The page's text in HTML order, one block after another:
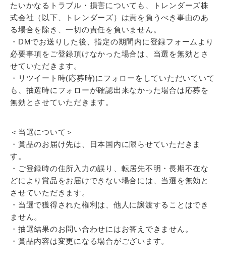
たいかなるトラブル・損害についても、トレンダーズ株
式会社（以下、トレンダーズ）は責を負うべき事由のあ
る場合を除き、一切の責任を負いません。
・DMでお送りした後、指定の期間内に登録フォームより
必要事項をご登録頂けなかった場合は、当選を無効とさ
せていただきます。
・リツイート時(応募時)にフォローをしていただいていて
も、抽選時にフォローが確認出来なかった場合は応募を
無効とさせていただきます。
＜当選について＞
・賞品のお届け先は、日本国内に限らせていただきま
す。
・ご登録時の住所入力の誤り、転居先不明・長期不在な
どにより賞品をお届けできない場合には、当選を無効と
させていただきます。
・当選で獲得された権利は、他人に譲渡することはでき
ません。
・抽選結果のお問い合わせにはお答えできません。
・賞品内容は変更になる場合がございます。